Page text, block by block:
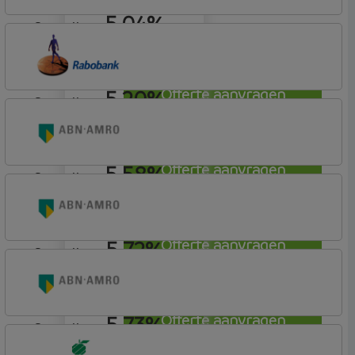
5,04%
Offerte aanvragen
aflosvrij
5,20%
Offerte aanvragen
ABN AMRO Bank
Budget (Incl. Korting)
aflosvrij
5,58%
Offerte aanvragen
Basisvoorwaarden (incl korting)
aflosvrij
5,72%
Offerte aanvragen
Woning (Incl. Korting)
aflosvrij
5,73%
Woning (Incl. Korting)
aflosvrij
ABN AMRO Bank